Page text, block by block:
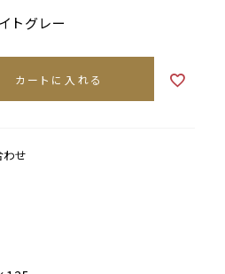
トグレー
カートに入れる
わせ